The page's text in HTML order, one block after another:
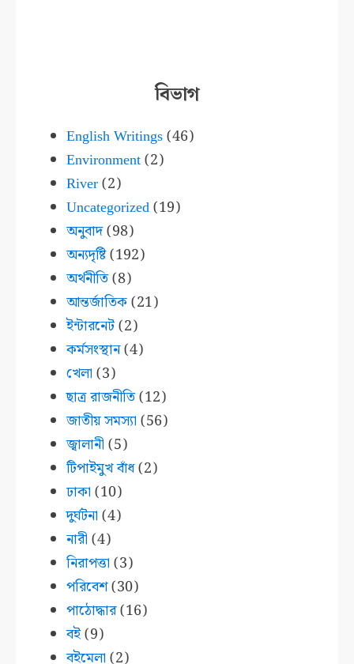
বিভাগ
English Writings(46)
Environment(2)
River(2)
Uncategorized(19)
অনুবাদ(98)
অন্যদৃষ্টি(192)
অর্থনীতি(8)
আন্তর্জাতিক(21)
ইন্টারনেট(2)
কর্মসংস্থান(4)
খেলা (3)
ছাত্র রাজনীতি(12)
জাতীয় সমস্যা (56)
জ্বালানী (5)
টিপাইমুখ বাঁধ(2)
ঢাকা (10)
দুর্ঘটনা (4)
নারী (4)
নিরাপত্তা (3)
পরিবেশ(30)
পাঠোদ্ধার(16)
বই(9)
বইমেলা (2)